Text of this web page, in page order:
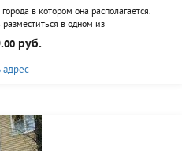
в котором она располагается.
разместиться в одном из
услугами ресторана и сауны.
автомобиле предусмотрена
предоставляется конференц-зал.
00 руб.
адрес